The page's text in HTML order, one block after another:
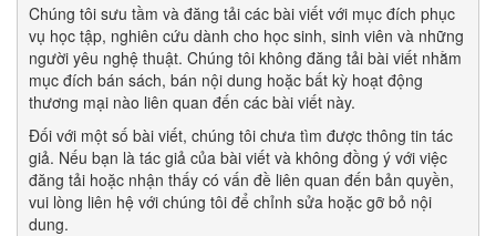
Chúng tôi sưu tầm và đăng tải các bài viết với mục đích phục
vụ học tập, nghiên cứu dành cho học sinh, sinh viên và những
người yêu nghệ thuật. Chúng tôi không đăng tải bài viết nhằm
mục đích bán sách, bán nội dung hoặc bất kỳ hoạt động
thương mại nào liên quan đến các bài viết này.
Đối với một số bài viết, chúng tôi chưa tìm được thông tin tác
giả. Nếu bạn là tác giả của bài viết và không đồng ý với việc
đăng tải hoặc nhận thấy có vấn đề liên quan đến bản quyền,
vui lòng liên hệ với chúng tôi để chỉnh sửa hoặc gỡ bỏ nội
dung.